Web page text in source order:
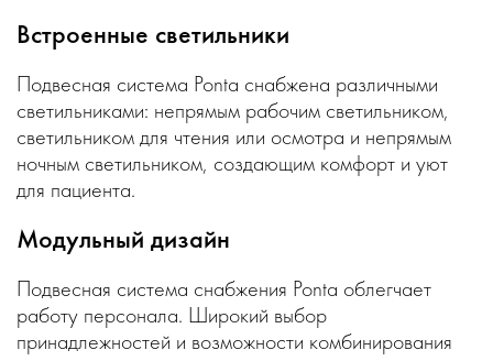
Встроенные светильники
Подвесная система Ponta снабжена различными
светильниками: непрямым рабочим светильником,
светильником для чтения или осмотра и непрямым
ночным светильником, создающим комфорт и уют
для пациента.
Модульный дизайн
Подвесная система снабжения Ponta облегчает
работу персонала. Широкий выбор
принадлежностей и возможности комбинирования